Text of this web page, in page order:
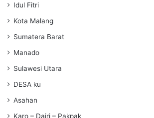
Idul Fitri
Kota Malang
Sumatera Barat
Manado
Sulawesi Utara
DESA ku
Asahan
Karo – Dairi – Pakpak